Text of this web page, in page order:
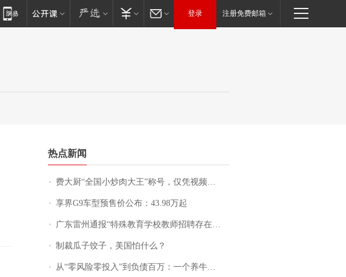
登录 注册免费邮箱
热点新闻
费大厨“全国小炒肉大王”称号，仅凭视频评出？中国烹饪协会回应
享界G9车型预售价公布：43.98万起
广东雷州通报“特殊教育学校教师招聘存在违规行为”：已启动问责程序 副校长被停职
制裁瓜子饺子，美国怕什么？
从“零风险零投入”到负债百万：一个养牛项目崩盘后，谁该为农户的贷款买单丨红星调查